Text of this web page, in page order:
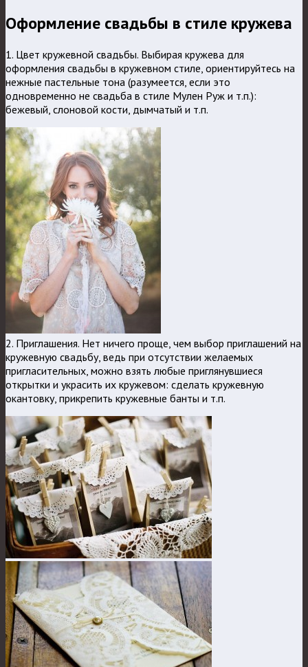
Оформление свадьбы в стиле кружева
1. Цвет кружевной свадьбы. Выбирая кружева для
оформления свадьбы в кружевном стиле, ориентируйтесь на
нежные пастельные тона (разумеется, если это
одновременно не свадьба в стиле Мулен Руж и т.п.):
бежевый, слоновой кости, дымчатый и т.п.
2. Приглашения. Нет ничего проще, чем выбор приглашений на
кружевную свадьбу, ведь при отсутствии желаемых
пригласительных, можно взять любые приглянувшиеся
открытки и украсить их кружевом: сделать кружевную
окантовку, прикрепить кружевные банты и т.п.